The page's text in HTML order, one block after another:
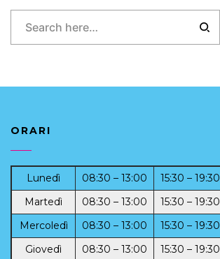
ORARI
Lunedì 08:30 – 13:00
15:30 – 19:30
Martedì
08:30 – 13:00
15:30 – 19:30
Mercoledì
08:30 – 13:00
15:30 – 19:30
Giovedì
08:30 – 13:00
15:30 – 19:30